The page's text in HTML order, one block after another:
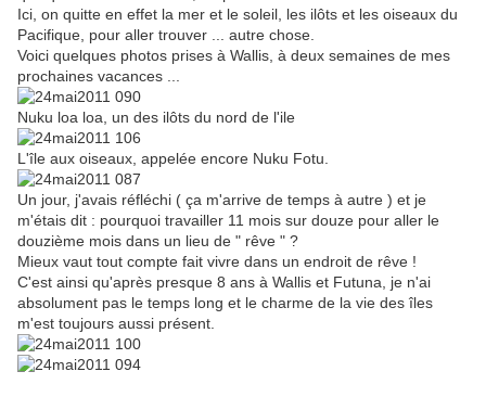
Ici, on quitte en effet la mer et le soleil, les ilôts et les oiseaux du
Pacifique, pour aller trouver ... autre chose.
Voici quelques photos prises à Wallis, à deux semaines de mes
prochaines vacances ...
Nuku loa loa, un des ilôts du nord de l'ile
L'île aux oiseaux, appelée encore Nuku Fotu.
Un jour, j'avais réfléchi ( ça m'arrive de temps à autre ) et je
m'étais dit : pourquoi travailler 11 mois sur douze pour aller le
douzième mois dans un lieu de " rêve " ?
Mieux vaut tout compte fait vivre dans un endroit de rêve !
C'est ainsi qu'après presque 8 ans à Wallis et Futuna, je n'ai
absolument pas le temps long et le charme de la vie des îles
m'est toujours aussi présent.